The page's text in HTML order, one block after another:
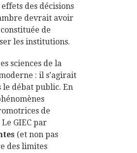
des décisions
devrait avoir
de
les institutions.
sciences de la
: il s’agirait
débat public. En
de
GIEC par
(et non pas
des limites